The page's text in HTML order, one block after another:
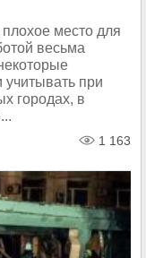
место для
весьма
при
городах, в
1 163